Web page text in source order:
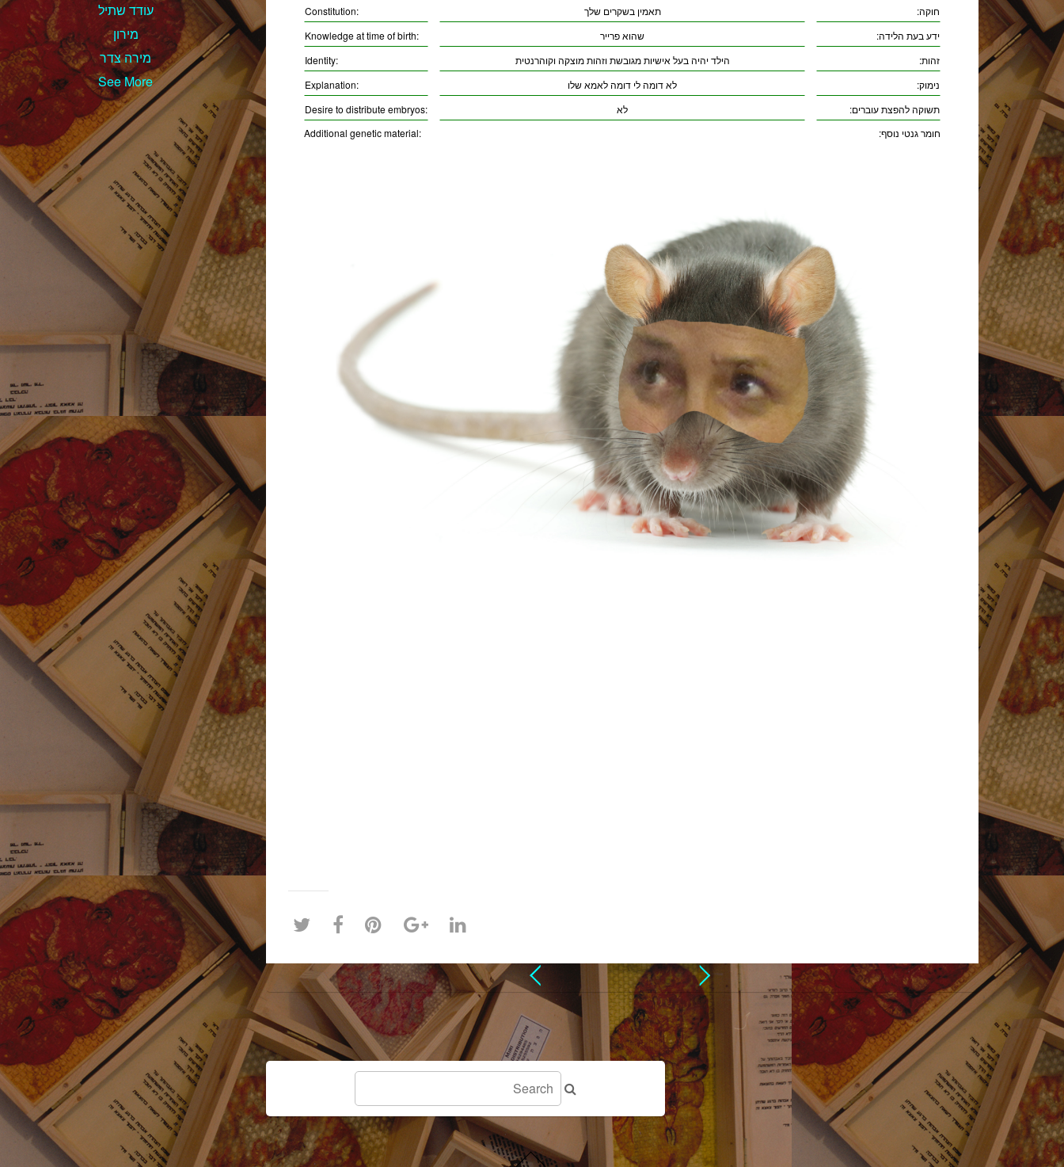
עודד שתיל
מירון
מירה צדר
See More
Constitution: תאמין בשקרים שלך
חוקה:
Knowledge at time of birth:
שהוא פרייר
ידע בעת הלידה:
Identity:
הילד יהיה בעל אישיות מגובשת וזהות מוצקה וקוהרנטית
זהות:
Explanation:
לא דומה לי דומה לאמא שלו
נימוק:
Desire to distribute embryos:
לא
תשוקה להפצת עוברים:
Additional genetic material:
חומר גנטי נוסף: